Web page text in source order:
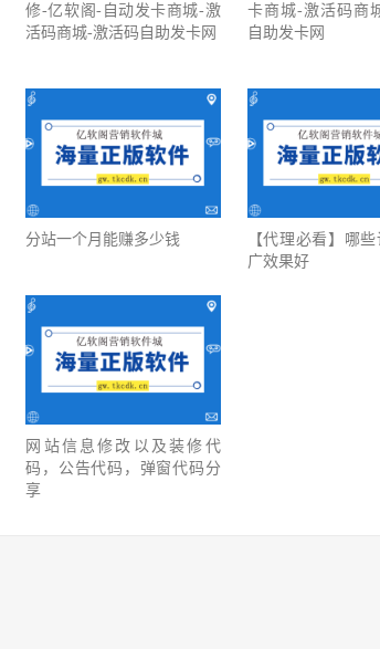
修-亿软阁-自动发卡商城-激
活码商城-激活码自助发卡网
卡商城-激活码商
自助发卡网
分站一个月能赚多少钱
【代理必看】‍哪
广效果好
网站信息修改以及装修代
码，公告代码，弹窗代码分
享